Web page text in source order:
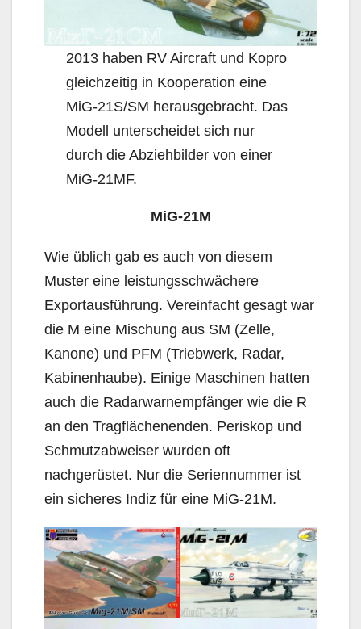
2013 haben RV Aircraft und Kopro
gleichzeitig in Kooperation eine
MiG-21S/SM herausgebracht. Das
Modell unterscheidet sich nur
durch die Abziehbilder von einer
MiG-21MF.
MiG-21M
Wie üblich gab es auch von diesem
Muster eine leistungsschwächere
Exportausführung. Vereinfacht gesagt war
die M eine Mischung aus SM (Zelle,
Kanone) und PFM (Triebwerk, Radar,
Kabinenhaube). Einige Maschinen hatten
auch die Radarwarnempfänger wie die R
an den Tragflächenenden. Periskop und
Schmutzabweiser wurden oft
nachgerüstet. Nur die Seriennummer ist
ein sicheres Indiz für eine MiG-21M.